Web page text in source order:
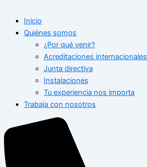
Inicio
Quiénes somos
¿Por qué venir?
Acreditaciones internacionales
Junta directiva
Instalaciones
Tu experiencia nos importa
Trabaja con nosotros